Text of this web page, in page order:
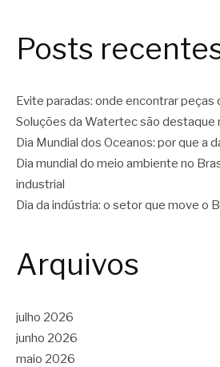
Posts
Evite paradas: onde encontrar peças
Soluções da Watertec são destaque
Dia Mundial dos Oceanos: por que a
Dia mundial do meio ambiente no
industrial
Dia da indústria: o setor que move o
Arquivos
julho 2026
junho 2026
maio 2026